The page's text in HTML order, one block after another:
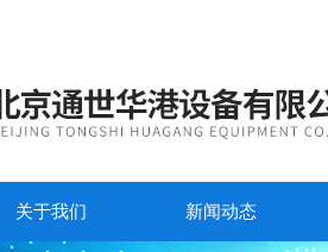
关于我们 新闻动态